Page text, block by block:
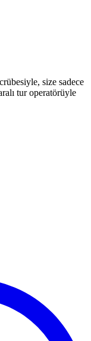
size sadece
tur operatörüyle